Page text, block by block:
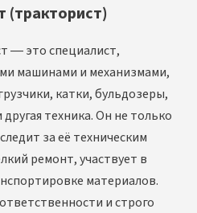
(тракторист)
— это специалист,
машинами и механизмами,
катки, бульдозеры,
техника. Он не только
за её техническим
ремонт, участвует в
материалов.
и строго